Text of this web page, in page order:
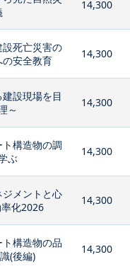
14,300
設死亡災害の
安全教育
14,300
建設現場を目
～
14,300
ト構造物の調
ぶ
14,300
ジメントと心
化2026
14,300
ト構造物の品
(後編)
14,300